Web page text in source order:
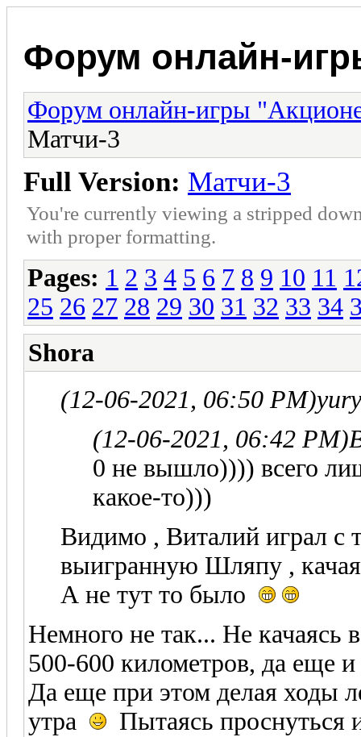
Форум онлайн-
Форум онлайн-игры
Матчи-3
Full Version: Матчи-3
You're currently viewing a stripped
with proper formatting.
Pages: 1 2 3 4 5 6 7 8 9 10 11
25 26 27 28 29 30 31 32 33 34
Shora
(12-06-2021, 06:50 PM)
(12-06-2021, 06:42 PM)
0 не вышло)))) всего
какое-то)))
Видимо , Виталий играл с
выигранную Шляпу ,
А не тут то было
Немного не так... Не качаясь
500-600 километров, да еще и
Да еще при этом делая ходы
утра
Пытаясь проснуться